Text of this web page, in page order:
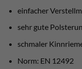
einfacher
sehr gute
schmaler
Norm: EN 12492